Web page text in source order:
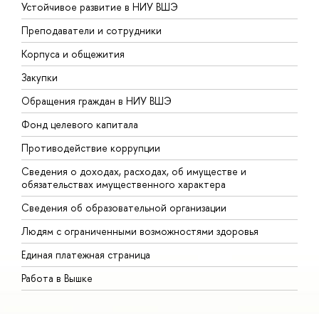
Устойчивое развитие в НИУ ВШЭ
Преподаватели и сотрудники
Корпуса и общежития
Закупки
Обращения граждан в НИУ ВШЭ
Фонд целевого капитала
Противодействие коррупции
Сведения о доходах, расходах, об имуществе и
обязательствах имущественного характера
Сведения об образовательной организации
Людям с ограниченными возможностями здоровья
Единая платежная страница
Работа в Вышке